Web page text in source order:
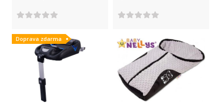
Doprava zdarma